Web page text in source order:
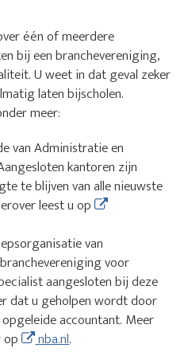
één of meerdere
bij een branchevereniging,
U weet in dat geval zeker
laten bijscholen.
meer:
van Administratie en
kantoren zijn
te blijven van alle nieuwste
leest u op
van
voor
aangesloten bij deze
dat u geholpen wordt door
accountant. Meer
op
nba.nl.